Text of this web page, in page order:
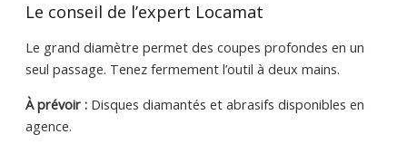
Le conseil de l’expert Locamat
Le grand diamètre permet des coupes profondes en un
seul passage. Tenez fermement l’outil à deux mains.
À prévoir :Disques diamantés et abrasifs disponibles en
agence.